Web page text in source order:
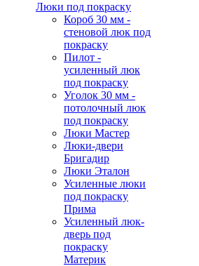
Люки под покраску
Короб 30 мм -
стеновой люк под
покраску
Пилот -
усиленный люк
под покраску
Уголок 30 мм -
потолочный люк
под покраску
Люки Мастер
Люки-двери
Бригадир
Люки Эталон
Усиленные люки
под покраску
Прима
Усиленный люк-
дверь под
покраску
Материк